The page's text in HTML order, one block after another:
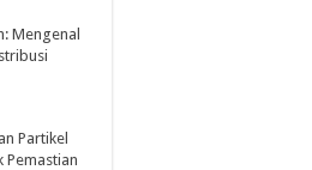
Mengenal
Partikel
Pemastian